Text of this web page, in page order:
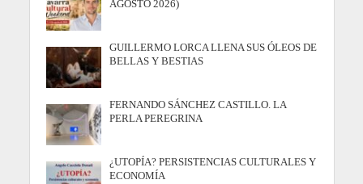
AGOSTO 2026)
GUILLERMO LORCA LLENA SUS ÓLEOS DE
BELLAS Y BESTIAS
FERNANDO SÁNCHEZ CASTILLO. LA
PERLA PEREGRINA
¿UTOPÍA? PERSISTENCIAS CULTURALES Y
ECONOMÍA